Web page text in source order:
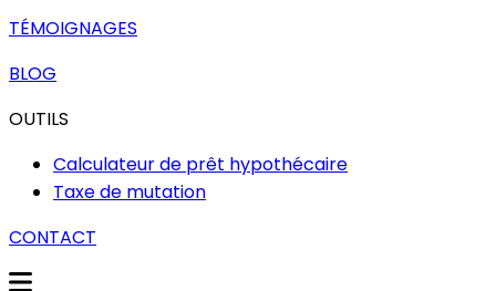
TÉMOIGNAGES
BLOG
OUTILS
Calculateur de prêt hypothécaire
Taxe de mutation
CONTACT